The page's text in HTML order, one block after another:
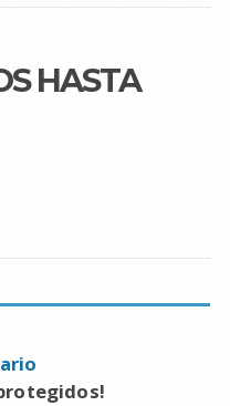
HASTA